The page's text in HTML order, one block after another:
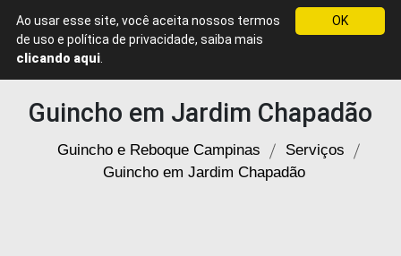
WhatsApp
Guincho
e
Reboque
Campinas
Guincho em Jardim Chapadão
Guincho e Reboque Campinas
Serviços
Guincho em Jardim Chapadão
OK
Ao usar esse site, você aceita nossos termos
de uso e política de privacidade, saiba mais
clicando aqui